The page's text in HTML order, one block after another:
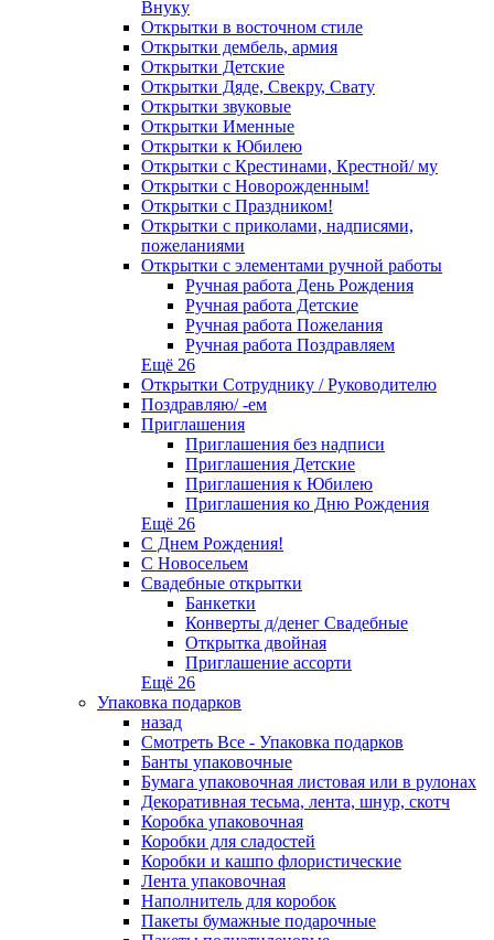
Внуку
Открытки в восточном стиле
Открытки дембель, армия
Открытки Детские
Открытки Дяде, Свекру, Свату
Открытки звуковые
Открытки Именные
Открытки к Юбилею
Открытки с Крестинами, Крестной/ му
Открытки с Новорожденным!
Открытки с Праздником!
Открытки с приколами, надписями,
пожеланиями
Открытки с элементами ручной работы
Ручная работа День Рождения
Ручная работа Детские
Ручная работа Пожелания
Ручная работа Поздравляем
Ещё 26
Открытки Сотруднику / Руководителю
Поздравляю/ -ем
Приглашения
Приглашения без надписи
Приглашения Детские
Приглашения к Юбилею
Приглашения ко Дню Рождения
Ещё 26
С Днем Рождения!
С Новосельем
Свадебные открытки
Банкетки
Конверты д/денег Свадебные
Открытка двойная
Приглашение ассорти
Ещё 26
Упаковка подарков
назад
Смотреть Все - Упаковка подарков
Банты упаковочные
Бумага упаковочная листовая или в рулонах
Декоративная тесьма, лента, шнур, скотч
Коробка упаковочная
Коробки для сладостей
Коробки и кашпо флористические
Лента упаковочная
Наполнитель для коробок
Пакеты бумажные подарочные